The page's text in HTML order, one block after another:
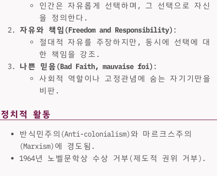
인간은 자유롭게 선택하며, 그 선택으로 자신
을 정의한다.
자유와 책임(Freedom and Responsibility) :
절대적 자유를 주장하지만, 동시에 선택에 대
한 책임을 강조.
나쁜 믿음(Bad Faith, mauvaise foi) :
사회적 역할이나 고정관념에 숨는 자기기만을
비판.
정치적 활동
반식민주의(Anti-colonialism)와 마르크스주의
(Marxism)에 경도됨.
1964년 노벨문학상 수상 거부(제도적 권위 거부).